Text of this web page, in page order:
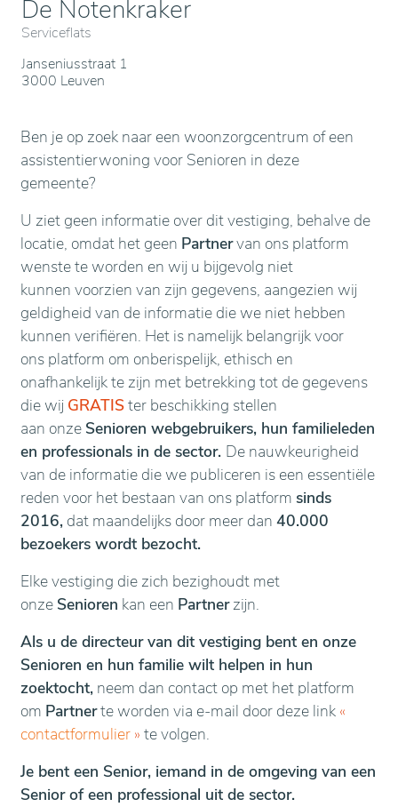
De Notenkraker
Serviceflats
Janseniusstraat 1
3000 Leuven
Ben je op zoek naar een woonzorgcentrum of een
assistentierwoning voor Senioren in deze
gemeente?
U ziet geen informatie over dit vestiging, behalve de
locatie, omdat het geen Partnervan ons platform
wenste te worden en wij u bijgevolg niet
kunnen voorzien van zijn gegevens, aangezien wij
geldigheid van de informatie die we niet hebben
kunnen verifiëren. Het is namelijk belangrijk voor
ons platform om onberispelijk, ethisch en
onafhankelijk te zijn met betrekking tot de gegevens
die wij GRATISter beschikking stellen
aan onze Senioren webgebruikers, hun familieleden
en professionals in de sector. De nauwkeurigheid
van de informatie die we publiceren is een essentiële
reden voor het bestaan van ons platform sinds
2016, dat maandelijks door meer dan 40.000
bezoekers wordt bezocht.
Elke vestiging die zich bezighoudt met
onze Senioren kan een Partnerzijn.
Als u de directeur van dit vestiging bent en onze
Senioren en hun familie wilt helpen in hun
zoektocht, neem dan contact op met het platform
om Partnerte worden via e-mail door deze link «
contactformulier » te volgen.
Je bent een Senior, iemand in de omgeving van een
Senior of een professional uit de sector.